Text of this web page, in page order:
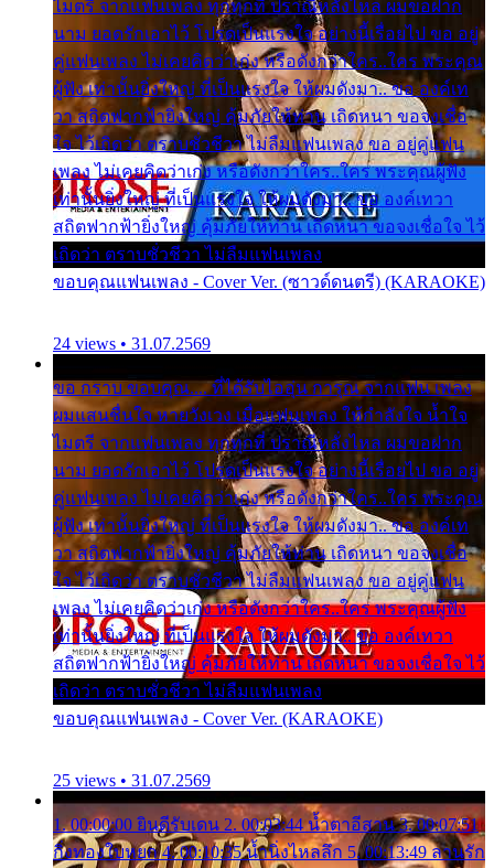
ไมตรี จากแฟนเพลง ทุกทุกที่ ปราณีหลั่งไหล ผมขอฝาก
นาม ยอดรักเอาไว้ โปรดเป็นแรงใจ อย่างนี้เรื่อยไป ขอ อยู่
คู่แฟนเพลง ไม่เคยคิดว่าเก่ง หรือดังกว่าใคร..ใคร พระคุณ
ผู้ฟัง เท่านั้นยิ่งใหญ่ ที่เป็นแรงใจ ให้ผมดังมา.. ขอ องค์เท
วา สถิตฟากฟ้ายิ่งใหญ่ คุ้มภัยให้ท่าน เถิดหนา ขอจงเชื่อ
ใจ ไว้เถิดว่า ตราบชั่วชีวา ไม่ลืมแฟนเพลง ขอ อยู่คู่แฟน
เพลง ไม่เคยคิดว่าเก่ง หรือดังกว่าใคร..ใคร พระคุณผู้ฟัง
เท่านั้นยิ่งใหญ่ ที่เป็นแรงใจ ให้ผมดังมา.. ขอ องค์เทวา
สถิตฟากฟ้ายิ่งใหญ่ คุ้มภัยให้ท่าน เถิดหนา ขอจงเชื่อใจ ไว้
เถิดว่า ตราบชั่วชีวา ไม่ลืมแฟนเพลง
ขอบคุณแฟนเพลง - Cover Ver. (ซาวด์ดนตรี) (KARAOKE)
24 views • 31.07.2569
ขอ กราบ ขอบคุณ.... ที่ได้รับไออุ่น การุณ จากแฟน เพลง
ผมแสนชื่นใจ หายวังเวง เมื่อแฟนเพลง ให้กำลังใจ น้ำใจ
ไมตรี จากแฟนเพลง ทุกทุกที่ ปราณีหลั่งไหล ผมขอฝาก
นาม ยอดรักเอาไว้ โปรดเป็นแรงใจ อย่างนี้เรื่อยไป ขอ อยู่
คู่แฟนเพลง ไม่เคยคิดว่าเก่ง หรือดังกว่าใคร..ใคร พระคุณ
ผู้ฟัง เท่านั้นยิ่งใหญ่ ที่เป็นแรงใจ ให้ผมดังมา.. ขอ องค์เท
วา สถิตฟากฟ้ายิ่งใหญ่ คุ้มภัยให้ท่าน เถิดหนา ขอจงเชื่อ
ใจ ไว้เถิดว่า ตราบชั่วชีวา ไม่ลืมแฟนเพลง ขอ อยู่คู่แฟน
เพลง ไม่เคยคิดว่าเก่ง หรือดังกว่าใคร..ใคร พระคุณผู้ฟัง
เท่านั้นยิ่งใหญ่ ที่เป็นแรงใจ ให้ผมดังมา.. ขอ องค์เทวา
สถิตฟากฟ้ายิ่งใหญ่ คุ้มภัยให้ท่าน เถิดหนา ขอจงเชื่อใจ ไว้
เถิดว่า ตราบชั่วชีวา ไม่ลืมแฟนเพลง
ขอบคุณแฟนเพลง - Cover Ver. (KARAOKE)
25 views • 31.07.2569
1. 00:00:00 ยินดีรับเดน 2. 00:03:44 น้ำตาอีสาน 3. 00:07:51
กิ่งทองใบหยก 4. 00:10:35 น้ำนิ่งไหลลึก 5. 00:13:49 ลานรัก